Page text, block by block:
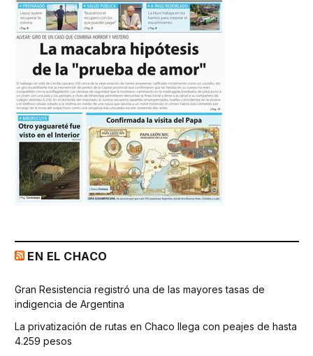
EN EL CHACO
Gran Resistencia registró una de las mayores tasas de
indigencia de Argentina
La privatización de rutas en Chaco llega con peajes de hasta
4.259 pesos